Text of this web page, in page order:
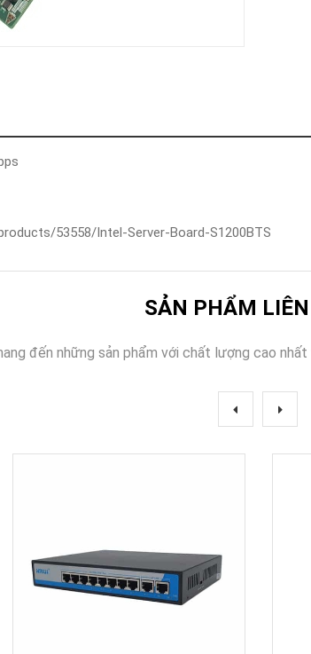
KHÓA
53558/Intel-Server-Board-S1200BTS
SẢN PHẨM LIÊN
đến những sản phẩm với chất lượng cao